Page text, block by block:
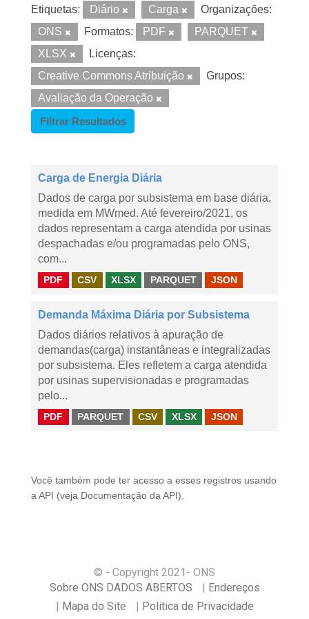
Etiquetas: Diário Carga
Organizações:
ONS
Formatos: PDF
PARQUET
XLSX
Licenças:
Creative Commons Atribuição
Grupos:
Avaliação da Operação
Filtrar Resultados
Carga de Energia Diária
Dados de carga por subsistema em base diária,
medida em MWmed. Até fevereiro/2021, os
dados representam a carga atendida por usinas
despachadas e/ou programadas pelo ONS,
com...
PDF CSV XLSX PARQUET JSON
Demanda Máxima Diária por Subsistema
Dados diários relativos à apuração de
demandas(carga) instantâneas e integralizadas
por subsistema. Eles refletem a carga atendida
por usinas supervisionadas e programadas
pelo...
PDF PARQUET CSV XLSX JSON
Você também pode ter acesso a esses registros usando
a API (veja Documentação da API ).
© - Copyright 2021 - ONS
Sobre ONS DADOS ABERTOS
Endereços
Mapa do Site
Politica de Privacidade